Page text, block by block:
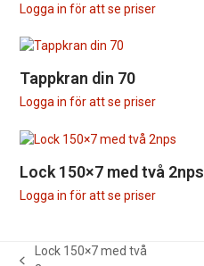
Logga in för att se priser
Tappkran din 70
Logga in för att se priser
Lock 150×7 med två 2nps
Logga in för att se priser
Lock 150×7 med två